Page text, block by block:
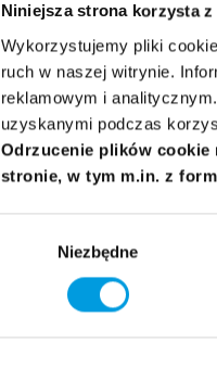
Niniejsza strona korzysta
Wykorzystujemy pliki
ruch w naszej witrynie.
reklamowym i
uzyskanymi podczas
Odrzucenie plików
stronie, w tym m.in. z
Niezbędne